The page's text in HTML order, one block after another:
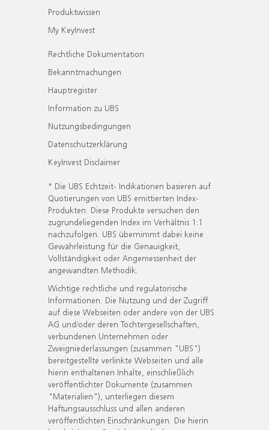
Produktwissen
My KeyInvest
Rechtliche Dokumentation
Bekanntmachungen
Hauptregister
Information zu UBS
Nutzungsbedingungen
Datenschutzerklärung
KeyInvest Disclaimer
* Die UBS Echtzeit- Indikationen basieren auf
Quotierungen von UBS emittierten Index-
Produkten. Diese Produkte versuchen den
zugrundeliegenden Index im Verhältnis 1:1
nachzufolgen. UBS übernimmt dabei keine
Gewährleistung für die Genauigkeit,
Vollständigkeit oder Angemessenheit der
angewandten Methodik.
Wichtige rechtliche und regulatorische
Informationen. Die Nutzung und der Zugriff
auf diese Webseiten oder andere von der UBS
AG und/oder deren Tochtergesellschaften,
verbundenen Unternehmen oder
Zweigniederlassungen (zusammen "UBS")
bereitgestellte verlinkte Webseiten und alle
hierin enthaltenen Inhalte, einschließlich
veröffentlichter Dokumente (zusammen
"Materialien"), unterliegen diesem
Haftungsausschluss und allen anderen
veröffentlichten Einschränkungen. Die hierin